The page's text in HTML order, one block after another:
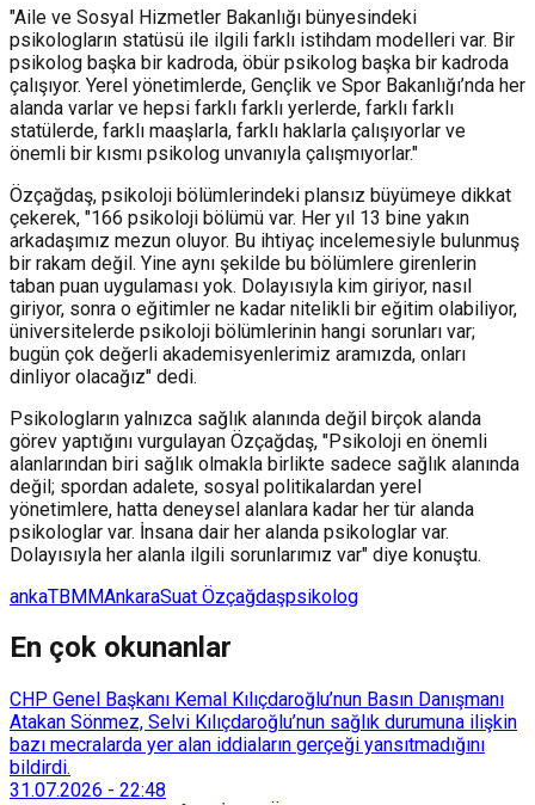
"Aile ve Sosyal Hizmetler Bakanlığı bünyesindeki
psikologların statüsü ile ilgili farklı istihdam modelleri var. Bir
psikolog başka bir kadroda, öbür psikolog başka bir kadroda
çalışıyor. Yerel yönetimlerde, Gençlik ve Spor Bakanlığı’nda her
alanda varlar ve hepsi farklı farklı yerlerde, farklı farklı
statülerde, farklı maaşlarla, farklı haklarla çalışıyorlar ve
önemli bir kısmı psikolog unvanıyla çalışmıyorlar."
Özçağdaş, psikoloji bölümlerindeki plansız büyümeye dikkat
çekerek, "166 psikoloji bölümü var. Her yıl 13 bine yakın
arkadaşımız mezun oluyor. Bu ihtiyaç incelemesiyle bulunmuş
bir rakam değil. Yine aynı şekilde bu bölümlere girenlerin
taban puan uygulaması yok. Dolayısıyla kim giriyor, nasıl
giriyor, sonra o eğitimler ne kadar nitelikli bir eğitim olabiliyor,
üniversitelerde psikoloji bölümlerinin hangi sorunları var;
bugün çok değerli akademisyenlerimiz aramızda, onları
dinliyor olacağız" dedi.
Psikologların yalnızca sağlık alanında değil birçok alanda
görev yaptığını vurgulayan Özçağdaş, "Psikoloji en önemli
alanlarından biri sağlık olmakla birlikte sadece sağlık alanında
değil; spordan adalete, sosyal politikalardan yerel
yönetimlere, hatta deneysel alanlara kadar her tür alanda
psikologlar var. İnsana dair her alanda psikologlar var.
Dolayısıyla her alanla ilgili sorunlarımız var" diye konuştu.
ankaTBMMAnkaraSuat Özçağdaşpsikolog
En çok okunanlar
CHP Genel Başkanı Kemal Kılıçdaroğlu’nun Basın Danışmanı
Atakan Sönmez, Selvi Kılıçdaroğlu’nun sağlık durumuna ilişkin
bazı mecralarda yer alan iddiaların gerçeği yansıtmadığını
bildirdi.
31.07.2026 - 22:48